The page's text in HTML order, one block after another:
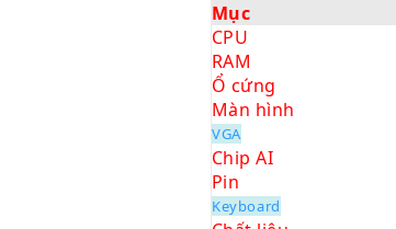
Mục
CPU
RAM
Ổ cứng
Màn hình
VGA
Chip AI
Pin
Keyboard